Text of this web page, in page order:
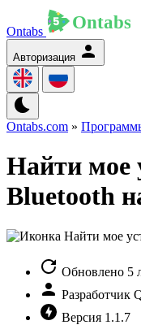
Ontabs
Авторизация
Ontabs.com »
Найти мое
Bluetooth
Обновлено 5
Разработчик
Версия 1.1.7